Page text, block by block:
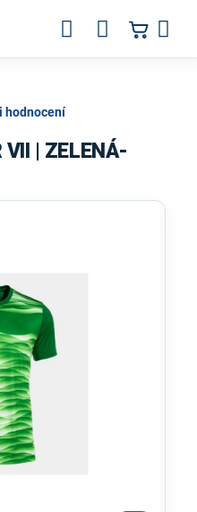
hodnocení
VII | ZELENÁ-